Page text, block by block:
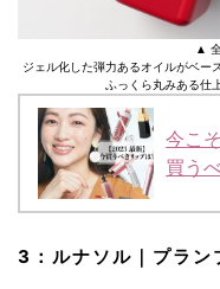
▲ 全
ジェル化した弾力あるオイルがベー
ふっくら丸みある仕
今こ
買う
3：ルナソル｜プラン